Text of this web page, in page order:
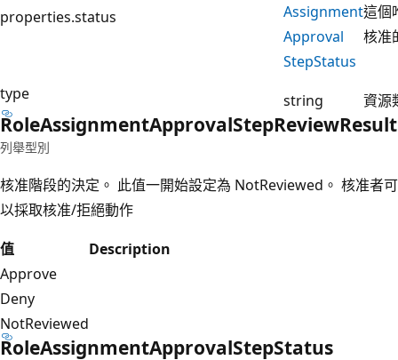
properties.status
Assignment
Approval
StepStatus
這個
核准
type string 資源
RoleAssignmentApprovalStepReviewResult
列舉型別
核准階段的決定。 此值一開始設定為 NotReviewed。 核准者可
以採取核准/拒絕動作
值
Description
Approve
Deny
NotReviewed
RoleAssignmentApprovalStepStatus